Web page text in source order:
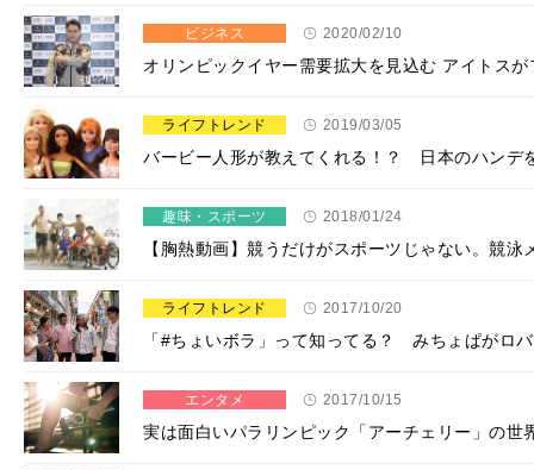
ビジネス 2020/02/10
オリンピックイヤー需要拡大を見込む アイトス
ライフトレンド 2019/03/05
バービー人形が教えてくれる！？ 日本のハンデ
趣味・スポーツ 2018/01/24
【胸熱動画】競うだけがスポーツじゃない。競
ライフトレンド 2017/10/20
「#ちょいボラ」って知ってる？ みちょぱがロ
エンタメ 2017/10/15
実は面白いパラリンピック「アーチェリー」の世